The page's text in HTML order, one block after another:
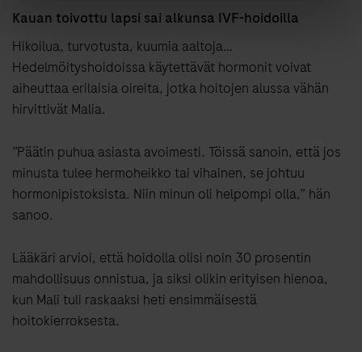
Kauan toivottu lapsi sai alkunsa IVF-hoidoilla
Hikoilua, turvotusta, kuumia aaltoja…
Hedelmöityshoidoissa käytettävät hormonit voivat
aiheuttaa erilaisia oireita, jotka hoitojen alussa vähän
hirvittivät Malia.
”Päätin puhua asiasta avoimesti. Töissä sanoin, että jos
minusta tulee hermoheikko tai vihainen, se johtuu
hormonipistoksista. Niin minun oli helpompi olla,” hän
sanoo.
Lääkäri arvioi, että hoidolla olisi noin 30 prosentin
mahdollisuus onnistua, ja siksi olikin erityisen hienoa,
kun Mali tuli raskaaksi heti ensimmäisestä
hoitokierroksesta.